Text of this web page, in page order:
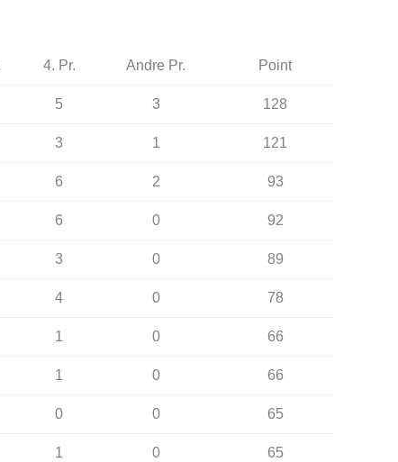
4. Pr. Andre Pr. Point
5 3 128
3 1 121
6 2 93
6 0 92
3 0 89
4 0 78
1 0 66
1 0 66
0 0 65
1 0 65